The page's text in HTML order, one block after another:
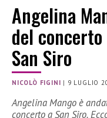
Angelina
del
San Siro
NICOLÒ FIGINI | 9 LUGLIO
Angelina Mango è
concerto a San Siro.